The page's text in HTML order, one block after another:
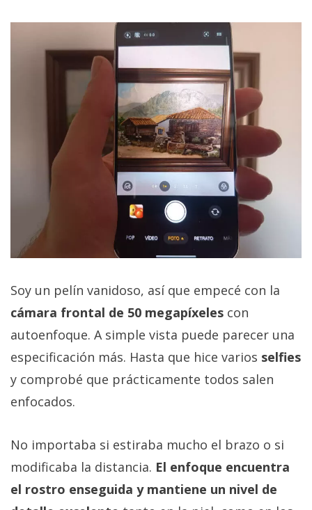
Soy un pelín vanidoso, así que empecé con la
cámara frontal de 50 megapíxeles con
autoenfoque. A simple vista puede parecer una
especificación más. Hasta que hice varios selfies
y comprobé que prácticamente todos salen
enfocados.
No importaba si estiraba mucho el brazo o si
modificaba la distancia. El enfoque encuentra
el rostro enseguida y mantiene un nivel de